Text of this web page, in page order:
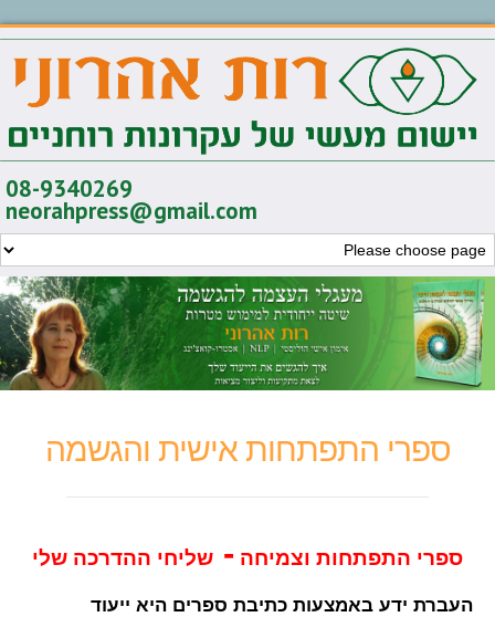
08-9340269
neorahpress@gmail.com
ספרי התפתחות אישית והגשמה
ספרי התפתחות וצמיחה - שליחי ההדרכה שלי
העברת ידע באמצעות כתיבת ספרים היא ייעוד